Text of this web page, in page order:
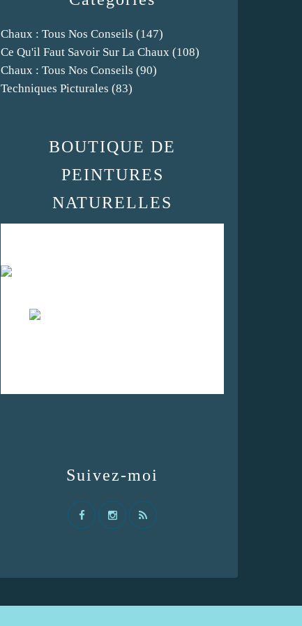
Chaux : Tous Nos Conseils (147)
Ce Qu'il Faut Savoir Sur La Chaux (108)
Chaux : Tous Nos Conseils (90)
Techniques Picturales (83)
Suivez-moi
BOUTIQUE DE
PEINTURES
NATURELLES